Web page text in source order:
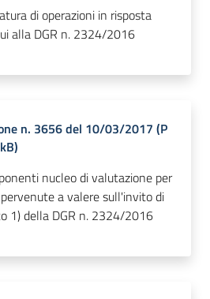
di operazioni in risposta
alla DGR n. 2324/2016
n. 3656 del 10/03/2017 (P
)
nucleo di valutazione per
a valere sull'invito di
1) della DGR n. 2324/2016